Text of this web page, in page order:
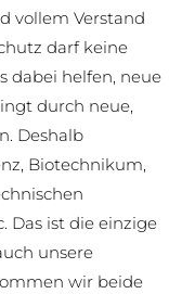
vollem Verstand
darf keine
dabei helfen, neue
durch neue,
Deshalb
Biotechnikum,
Das ist die einzige
unsere
wir beide